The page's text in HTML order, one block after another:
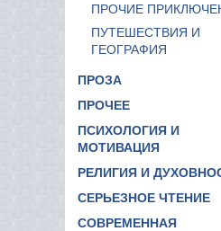
ПРОЧИЕ
ПУТЕШЕСТВИЯ И
ГЕОГРАФИЯ
ПРОЗА
ПРОЧЕЕ
ПСИХОЛОГИЯ И
МОТИВАЦИЯ
РЕЛИГИЯ И
СЕРЬЕЗНОЕ ЧТЕНИЕ
СОВРЕМЕННАЯ